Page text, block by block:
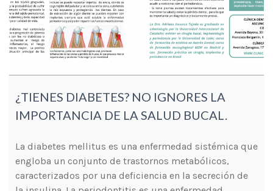
¿TIENES DIABETES? NO IGNORES LA
IMPORTANCIA DE LA SALUD BUCAL.
La diabetes mellitus es una enfermedad sistémica que
engloba un conjunto de trastornos metabólicos,
caracterizados por una deficiencia en la secreción de
la insulina. La periodontitis es una enfermedad